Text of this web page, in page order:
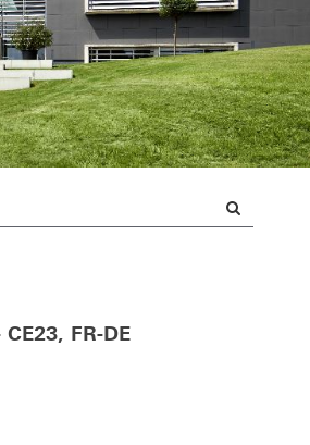
FR-DE